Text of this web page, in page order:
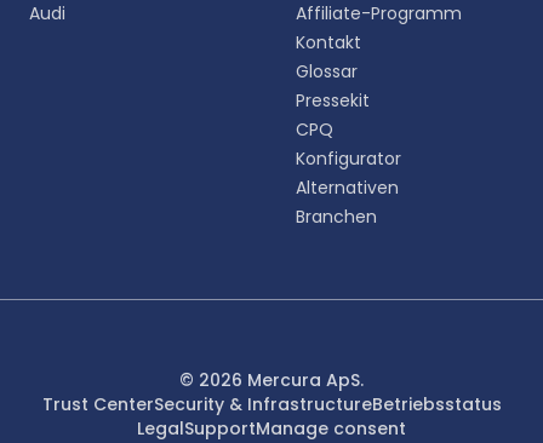
Audi
Affiliate-Programm
Kontakt
Glossar
Pressekit
CPQ
Konfigurator
Alternativen
Branchen
© 2026 Mercura ApS.
Trust CenterSecurity & InfrastructureBetriebsstatus
LegalSupportManage consent